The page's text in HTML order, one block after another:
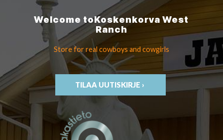
Welcome toKoskenkorvaWest
Ranch
Store for real cowboys and cowgirls
TILAA UUTISKIRJE ›